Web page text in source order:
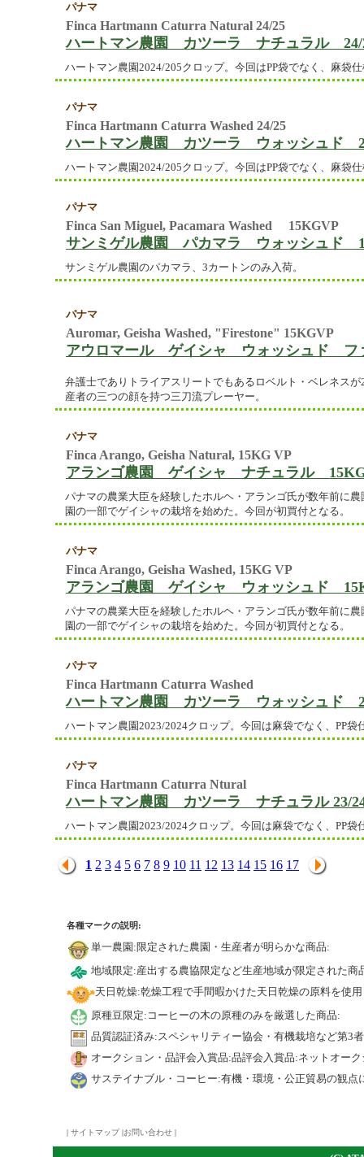
パナマ
Finca Hartmann Caturra Natural 24/25
ハートマン農園 カツーラ ナチュラル 24/
ハートマン農園2024/205クロップ。今回はPP袋でなく、麻袋
パナマ
Finca Hartmann Caturra Washed 24/25
ハートマン農園 カツーラ ウォッシュド
ハートマン農園2024/205クロップ。今回はPP袋でなく、麻袋
パナマ
Finca San Miguel, Pacamara Washed 15KGVP
サンミゲル農園 パカマラ ウォッシュド
サンミゲル農園のパカマラ、3カートンのみ入荷。
パナマ
Auromar, Geisha Washed, "Firestone" 15KGVP
アウロマール ゲイシャ ウォッシュド フ
弁護士でありトライアスリートでもあるロベルト・ベレネス
産者の三つの顔を持つ三刀流プレーヤー。
パナマ
Finca Arango, Geisha Natural, 15KG VP
アランゴ農園 ゲイシャ ナチュラル
パナマの農業大臣を経験したホルヘ・アランゴ氏が数年前に
園の一部でゲイシャの栽培を始めた。今回が初買付となる。
パナマ
Finca Arango, Geisha Washed, 15KG VP
アランゴ農園 ゲイシャ ウォッシュド
パナマの農業大臣を経験したホルヘ・アランゴ氏が数年前に
園の一部でゲイシャの栽培を始めた。今回が初買付となる。
パナマ
Finca Hartmann Caturra Washed
ハートマン農園 カツーラ ウォッシュド
ハートマン農園2023/2024クロップ。今回は麻袋でなく、PP
パナマ
Finca Hartmann Caturra Ntural
ハートマン農園 カツーラ ナチュラル 23/
ハートマン農園2023/2024クロップ。今回は麻袋でなく、PP
1 2 3 4 5 6 7 8 9 10 11 12 13 14 15 16 17
各種マークの説明:
単一農園:限定された農園・生産者が明らかな商品:
地域限定:産出する農協限定など生産地域が限定された商
天日乾燥:乾燥工程で手間暇かけた天日乾燥の原料を使
原種豆限定:コーヒーの木の原種のみを厳選した商品:
品質認証済み:スペシャリティー協会・有機栽培など第3
オークション・品評会入賞品:品評会入賞品:ネットオー
サステイナブル・コーヒー:有機・環境・公正貿易の観
| サイトマップ|お問い合わせ |